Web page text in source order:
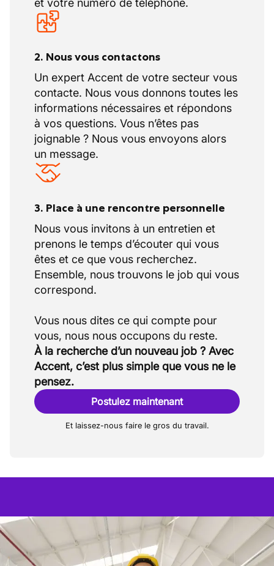
et votre numéro de téléphone.
2. Nous vous contactons
Un expert Accent de votre secteur vous
contacte. Nous vous donnons toutes les
informations nécessaires et répondons
à vos questions. Vous n’êtes pas
joignable ? Nous vous envoyons alors
un message.
3. Place à une rencontre personnelle
Nous vous invitons à un entretien et
prenons le temps d’écouter qui vous
êtes et ce que vous recherchez.
Ensemble, nous trouvons le job qui vous
correspond.
Vous nous dites ce qui compte pour
À la recherche d’un nouveau job ? Avec
Accent, c’est plus simple que vous ne le
pensez.
Postulez maintenant
Et laissez-nous faire le gros du travail.